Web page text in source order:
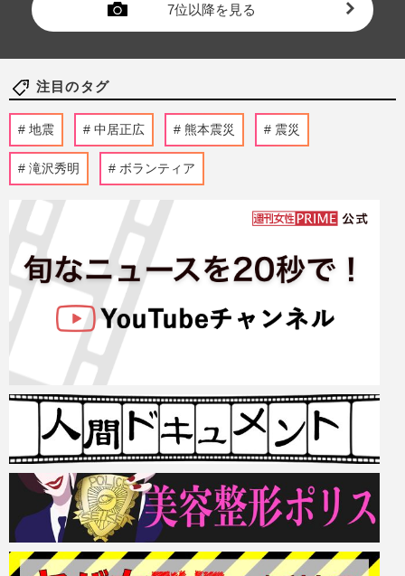
7位以降を見る
注目のタグ
地震 中居正広 熊本震災 震災
滝沢秀明 ボランティア